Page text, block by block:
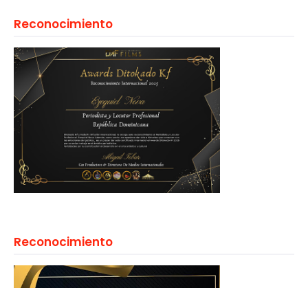
Reconocimiento
Reconocimiento